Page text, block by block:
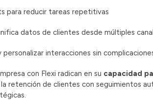
para reducir tareas repetitivas
datos de clientes desde múltiples
interacciones sin
con Flexi radican en su capacidad
retención de clientes con seguimientos